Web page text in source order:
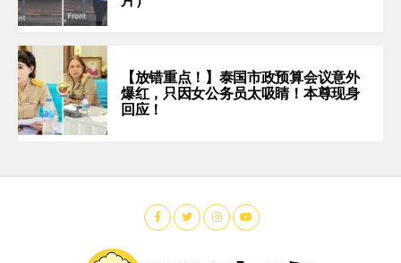
【放错重点！】泰国市政预算会议意外
爆红，只因女公务员太吸睛！本尊现身
回应！